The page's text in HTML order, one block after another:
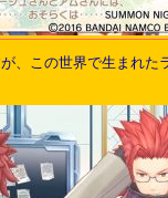
、この世界で生まれ